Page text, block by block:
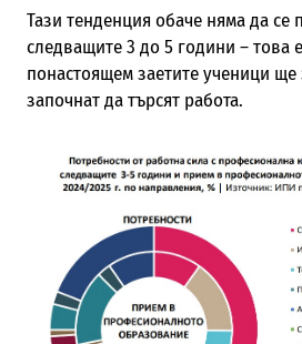
Тази тенденция обаче няма да се
следващите 3 до 5 години – това
понастоящем заетите ученици
започнат да търсят работа.